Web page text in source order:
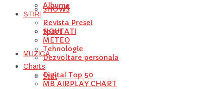
SHOWS
NOUTATI
MUZICA
Stiri
Albume
STIRI
Revista Presei
Sport
METEO
Tehnologie
Dezvoltare personala
Charts
Digital Top 50
MB AIRPLAY CHART